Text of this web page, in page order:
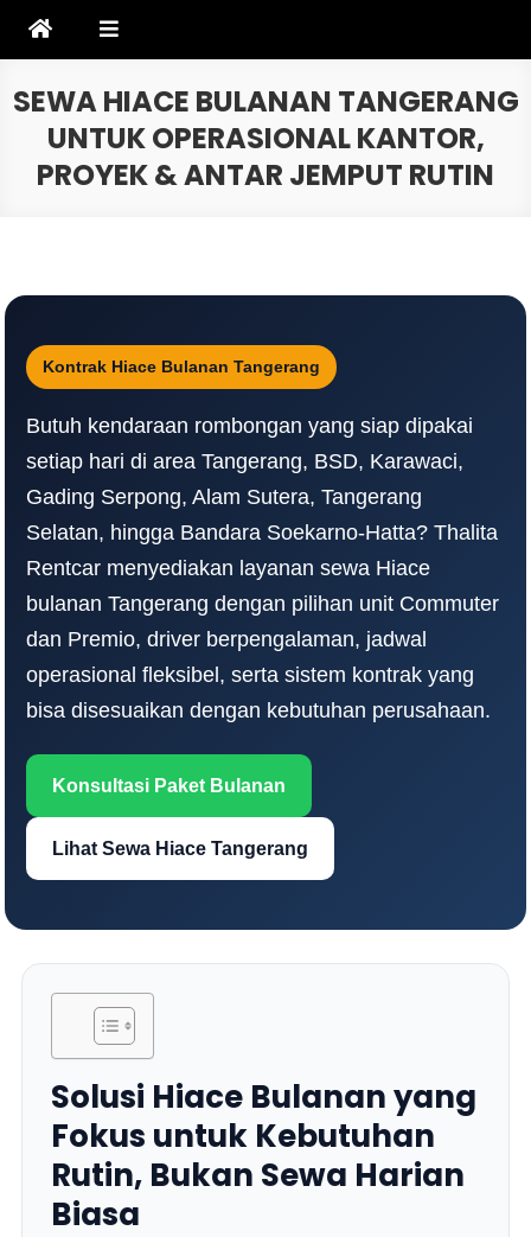
SEWA HIACE BULANAN TANGERANG
UNTUK OPERASIONAL KANTOR,
PROYEK & ANTAR JEMPUT RUTIN
Kontrak Hiace Bulanan Tangerang
Butuh kendaraan rombongan yang siap dipakai
setiap hari di area Tangerang, BSD, Karawaci,
Gading Serpong, Alam Sutera, Tangerang
Selatan, hingga Bandara Soekarno-Hatta? Thalita
Rentcar menyediakan layanan sewa Hiace
bulanan Tangerang dengan pilihan unit Commuter
dan Premio, driver berpengalaman, jadwal
operasional fleksibel, serta sistem kontrak yang
bisa disesuaikan dengan kebutuhan perusahaan.
Konsultasi Paket Bulanan
Lihat Sewa Hiace Tangerang
Solusi Hiace Bulanan yang
Fokus untuk Kebutuhan
Rutin, Bukan Sewa Harian
Biasa